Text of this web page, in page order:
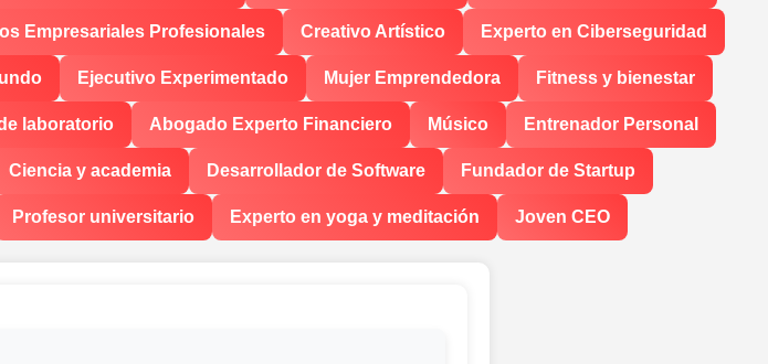
Empresariales Profesionales Creativo Artístico Experto en Ciberseguridad
Ejecutivo Experimentado Mujer Emprendedora Fitness y bienestar
laboratorio Abogado Experto Financiero Músico Entrenador Personal
Ciencia y academia Desarrollador de Software Fundador de Startup
Profesor universitario Experto en yoga y meditación Joven CEO